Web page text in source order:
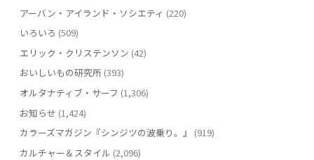
アーバン・アイランド・ソシエティ (220)
いろいろ (509)
エリック・クリステンソン (42)
おいしいもの研究所(393)
オルタナティブ・サーフ (1,306)
お知らせ (1,424)
カラーズマガジン『シンジツの波乗り。』
(919)
カルチャー＆スタイル (2,096)